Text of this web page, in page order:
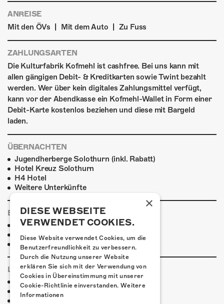
ANREISE
Mit den ÖVs
Mit dem Auto Zu Fuss
ZAHLUNGSARTEN
Die Kulturfabrik Kofmehl ist cashfree. Bei uns kann mit
allen gängigen Debit- & Kreditkarten sowie Twint bezahlt
werden. Wer über kein digitales Zahlungsmittel verfügt,
kann vor der Abendkasse ein Kofmehl-Wallet in Form einer
Debit-Karte kostenlos beziehen und diese mit Bargeld
laden.
ÜBERNACHTEN
Jugendherberge Solothurn (inkl. Rabatt)
Hotel Kreuz Solothurn
H4 Hotel
Weitere Unterkünfte
ESSENSTIPPS
Pier 11
Restaurant Kreuz
Pittaria
LINKS & PARTNER
Facebook-Event
Henrik Freischlader
×
DIESE WEBSEITE
VERWENDET COOKIES.
Diese Website verwendet Cookies, um die
Benutzerfreundlichkeit zu verbessern.
Durch die Nutzung unserer Website
erklären Sie sich mit der Verwendung von
Cookies in Übereinstimmung mit unserer
Cookie-Richtlinie einverstanden. Weitere
Informationen